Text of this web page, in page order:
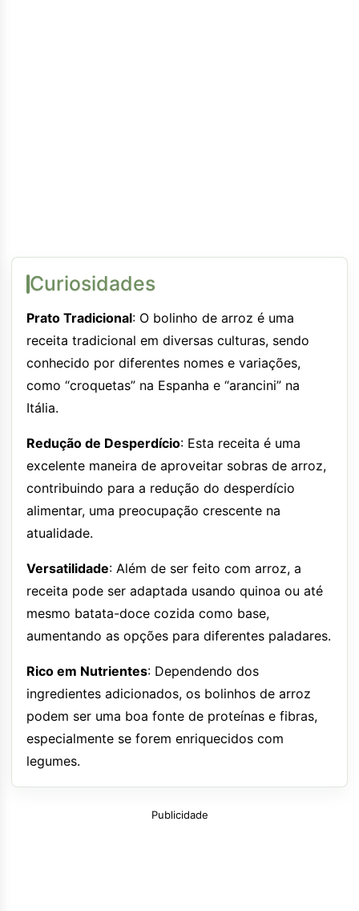
Curiosidades
Prato Tradicional: O bolinho de arroz é uma
receita tradicional em diversas culturas, sendo
conhecido por diferentes nomes e variações,
como “croquetas” na Espanha e “arancini” na
Itália.
Redução de Desperdício: Esta receita é uma
excelente maneira de aproveitar sobras de arroz,
contribuindo para a redução do desperdício
alimentar, uma preocupação crescente na
atualidade.
Versatilidade: Além de ser feito com arroz, a
receita pode ser adaptada usando quinoa ou até
mesmo batata-doce cozida como base,
aumentando as opções para diferentes paladares.
Rico em Nutrientes: Dependendo dos
ingredientes adicionados, os bolinhos de arroz
podem ser uma boa fonte de proteínas e fibras,
especialmente se forem enriquecidos com
legumes.
Publicidade